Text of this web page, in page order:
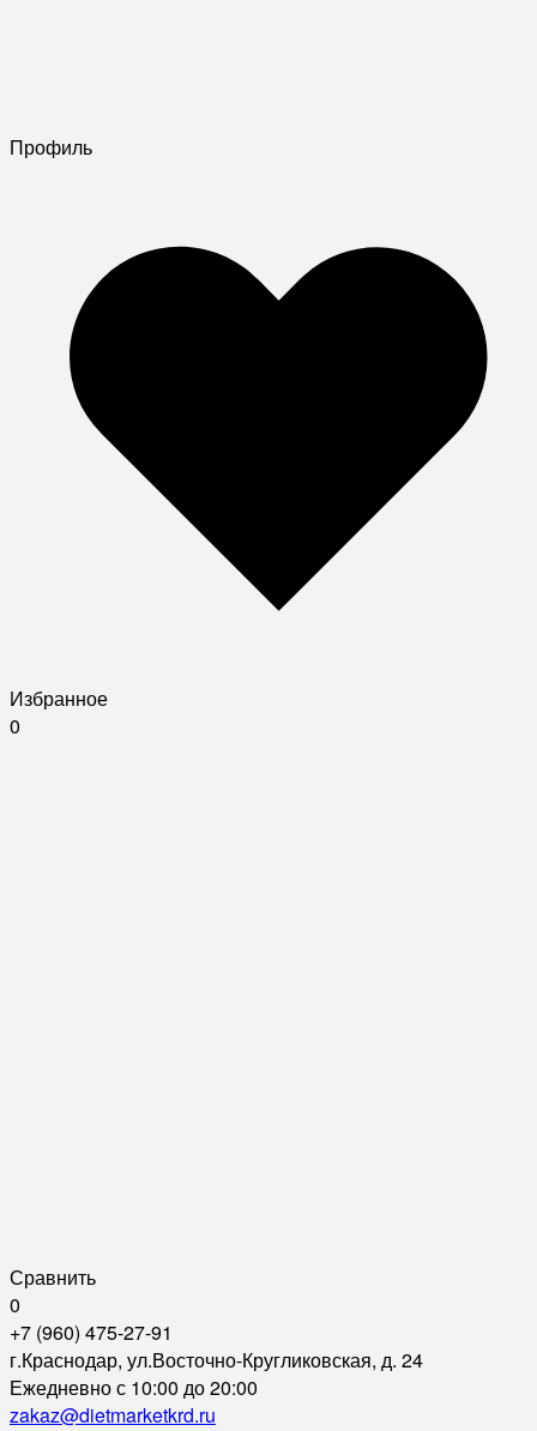
Профиль
Избранное
0
Сравнить
0
+7 (960) 475-27-91
г.Краснодар, ул.Восточно-Кругликовская, д. 24
Ежедневно с 10:00 до 20:00
zakaz@dietmarketkrd.ru